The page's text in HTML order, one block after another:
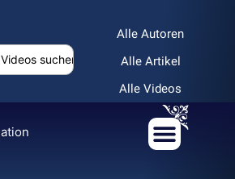
Alle Autoren
Alle Artikel
Alle Videos